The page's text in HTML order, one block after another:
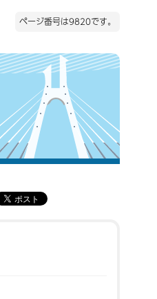
ページ番号は9820です。